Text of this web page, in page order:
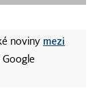
noviny mezi
Google